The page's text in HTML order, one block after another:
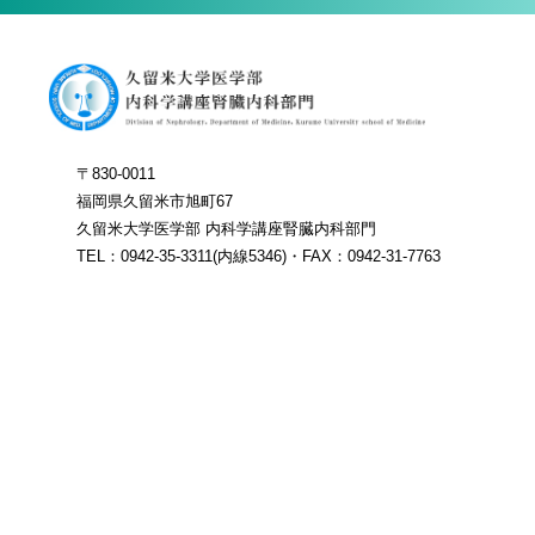
〒830-0011
福岡県久留米市旭町67
久留米大学医学部 内科学講座腎臓内科部門
TEL：0942-35-3311(内線5346)・FAX：0942-31-7763